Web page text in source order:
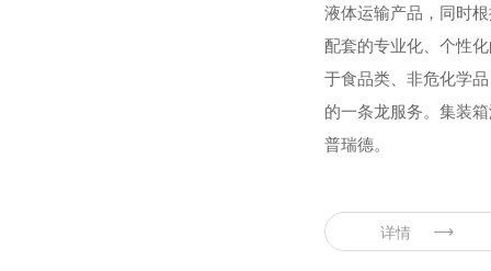
液体运输产品，同时
配套的专业化、个性
于食品类、非危化学
的一条龙服务。集装
普瑞德。
详情